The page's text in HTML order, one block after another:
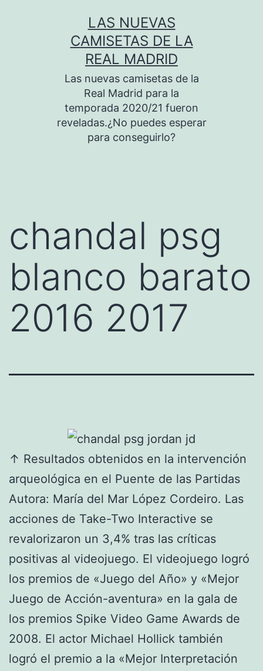
LAS NUEVAS
CAMISETAS DE LA
REAL MADRID
Las nuevas camisetas de la
Real Madrid para la
temporada 2020/21 fueron
reveladas.¿No puedes esperar
para conseguirlo?
chandal psg
blanco barato
2016 2017
↑ Resultados obtenidos en la intervención
arqueológica en el Puente de las Partidas
Autora: María del Mar López Cordeiro. Las
acciones de Take-Two Interactive se
revalorizaron un 3,4% tras las críticas
positivas al videojuego. El videojuego logró
los premios de «Juego del Año» y «Mejor
Juego de Acción-aventura» en la gala de
los premios Spike Video Game Awards de
2008. El actor Michael Hollick también
logró el premio a la «Mejor Interpretación